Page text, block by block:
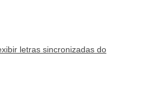
letras sincronizadas do